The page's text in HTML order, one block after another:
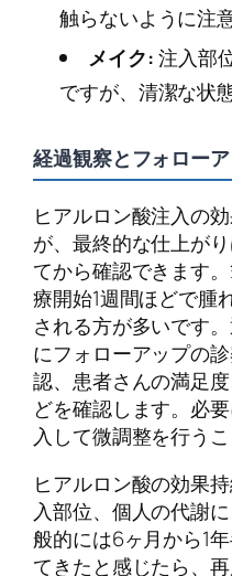
触らないように注
メイク:注入部
ですが、清潔な状
経過観察とフォロー
ヒアルロン酸注入の
が、最終的な仕上が
てから確認できます
療開始1週間ほどで腫
される方が多いです
にフォローアップの
認、患者さんの満足
どを確認します。必
入して微調整を行うこ
ヒアルロン酸の効果
入部位、個人の代謝
般的には6ヶ月から1
てきたと感じたら、